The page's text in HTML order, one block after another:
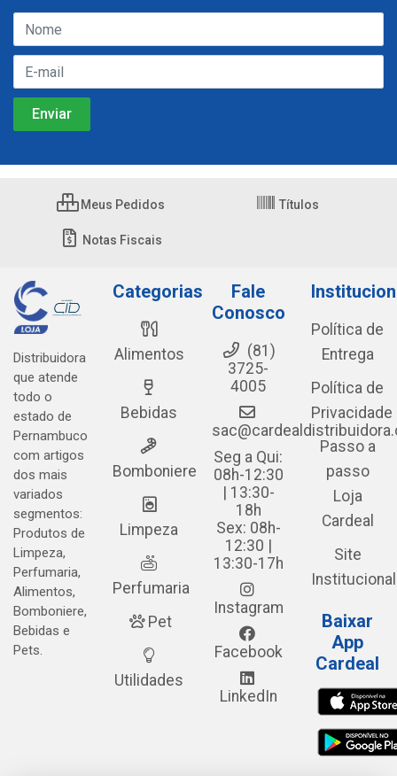
Meus Pedidos Títulos
Notas Fiscais
Distribuidora
que atende
todo o
estado de
Pernambuco
com artigos
dos mais
variados
segmentos:
Produtos de
Limpeza,
Perfumaria,
Alimentos,
Bomboniere,
Bebidas e
Pets.
Categorias
Alimentos
Bebidas
Bomboniere
Limpeza
Perfumaria
Pet
Utilidades
Fale
Conosco
(81)
3725-
4005
Seg a Qui:
08h-12:30
| 13:30-
18h
Sex: 08h-
12:30 |
13:30-17h
Instagram
Facebook
LinkedIn
Política de
Entrega
Política de
Privacidade
Passo a
passo
Loja
Cardeal
Site
Institucional
Baixar
App
Cardeal